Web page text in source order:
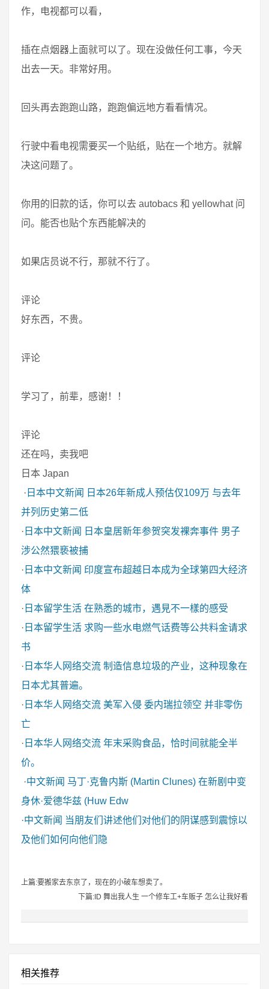
作，电视都可以看，
插在点烟器上面就可以了。现在没做任何工事，今天
出去一天。非常好用。
回头再去跑跑山路，跑跑偏远地方看看情况。
行驶中看电视需要买一个贴纸，贴在一个地方。就解
决这问题了。
你用的旧款的话，你可以去 autobacs 和 yellowhat 问
问。能否也贴个东西能解决的
如果店员说不行，那就不行了。
评论
好东西，不贵。
评论
学习了，前辈，感谢！！
评论
还在吗，卖我吧
日本 Japan
· 日本中文新闻
日本26年新成人预估仅109万 与去年
并列历史第二低
· 日本中文新闻
日本皇居新年参贺突发裸奔事件 男子
涉公然猥亵被捕
· 日本中文新闻 印度宣布超越日本成为全球第四大经济
体
· 日本留学生活 在熟悉的城市，遇見不一樣的感受
· 日本留学生活 求购一些水电燃气话费等公共料金请求
书
· 日本华人网络交流 制造信息垃圾的产业，这种现象在
日本尤其普遍。
· 日本华人网络交流 美军入侵 委内瑞拉领空 并非零伤
亡
· 日本华人网络交流 年末采购食品，恰时间就能全半
价。
·中文新闻 马丁·克鲁内斯 (Martin Clunes) 在新剧中变
身休·爱德华兹 (Huw Edw
·中文新闻 当朋友们讲述他们对他们的阴谋感到震惊以
及他们如何向他们隐
上篇:要搬家去东京了，现在的小破车想卖了。
下篇:ID 舞出我人生 一个修车工+车贩子 怎么让我好看
相关推荐